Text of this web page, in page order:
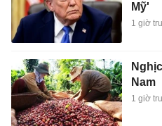
Mỹ'
1 giờ
Nam
1 giờ